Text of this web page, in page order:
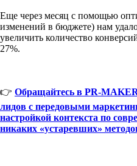
Еще через месяц с помощью
изменений в бюджете) нам
увеличить количество
27%.
👉 Обращайтесь в PR-
лидов с передовыми
настройкой контекста по
никаких «устаревших»